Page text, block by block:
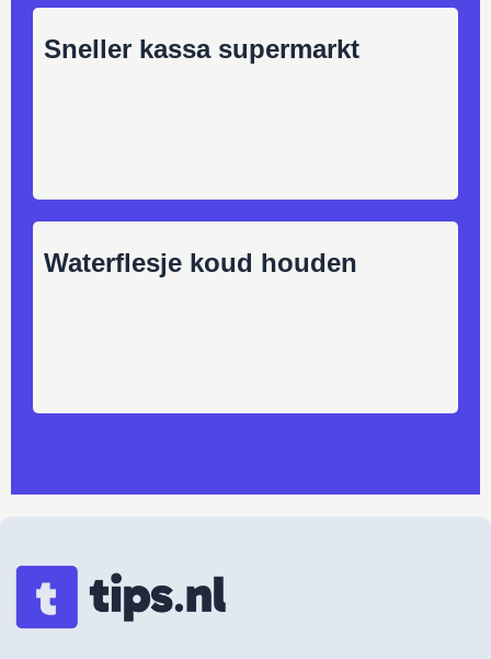
Sneller kassa supermarkt
Waterflesje koud houden